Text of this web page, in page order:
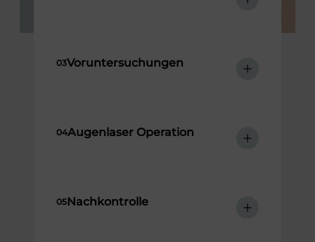
Voruntersuchungen
Augenlaser Operation
Nachkontrolle